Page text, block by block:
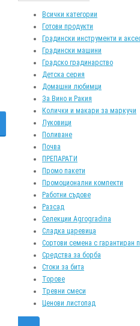
Всички категории
Готови продукти
Градински инструменти и
Градински машини
Градско градинарство
Детска серия
Домашни любимци
За Вино и Ракия
Колички и макари за маркучи
Луковици
Поливане
Почва
ПРЕПАРАТИ
Промо пакети
Промоционални компекти
Работни съдове
Разсад
Селекции Agrogradina
Сладка царевица
Сортови семена с гарантиран
Средства за борба
Стоки за бита
Торове
Тревни смеси
Ценови листопад